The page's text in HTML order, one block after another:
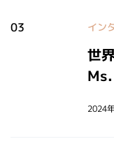
03 イン
世
2024